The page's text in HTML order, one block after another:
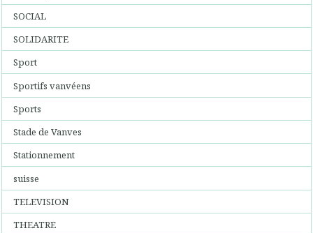
SOCIAL
SOLIDARITE
Sport
Sportifs vanvéens
Sports
Stade de Vanves
Stationnement
suisse
TELEVISION
THEATRE